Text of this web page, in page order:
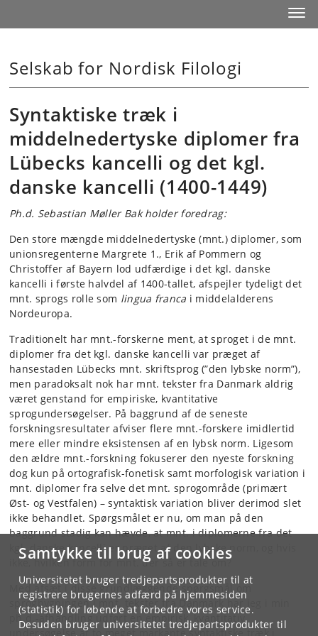
Samtykke til brug af cookies
Universitetet bruger tredjepartsprodukter til at
registrere brugernes adfærd på hjemmesiden
(statistik) for løbende at forbedre vores service.
Desuden bruger universitetet tredjepartsprodukter til
Selskab for Nordisk Filologi
Syntaktiske træk i
middelnedertyske diplomer fra
Lübecks kancelli og det kgl.
danske kancelli (1400-1449)
Ph.d. Sebastian Møller Bak holder foredrag:
Den store mængde middelnedertyske (mnt.) diplomer, som
unionsregenterne Margrete 1., Erik af Pommern og
Christoffer af Bayern lod udfærdige i det kgl. danske
kancelli i første halvdel af 1400-tallet, afspejler tydeligt det
mnt. sprogs rolle som lingua franca i middelalderens
Nordeuropa.
Traditionelt har mnt.-forskerne ment, at sproget i de mnt.
diplomer fra det kgl. danske kancelli var præget af
hansestaden Lübecks mnt. skriftsprog (”den lybske norm”),
men paradoksalt nok har mnt. tekster fra Danmark aldrig
været genstand for empiriske, kvantitative
sprogundersøgelser. På baggrund af de seneste
forskningsresultater afviser flere mnt.-forskere imidlertid
mere eller mindre eksistensen af en lybsk norm. Ligesom
den ældre mnt.-forskning fokuserer den nyeste forskning
dog kun på ortografisk-fonetisk samt morfologisk variation i
mnt. diplomer fra selve det mnt. sprogområde (primært
Øst- og Vestfalen) – syntaktisk variation bliver derimod slet
ikke behandlet. Spørgsmålet er nu, om man på den
baggrund stadig kan hævde, at mnt. i diplomerne fra det
kgl. danske kancelli er præget af den lybske norm, og hvis
ikke, hvilken form for mnt. der så er tale om?
Med afsæt i disse grundlæggende spørgsmål om
sprogbygningen i mnt. tekster fra Danmark har jeg i min
ph.d.-afhandling udført en empirisk, kvantitativ
undersøgelse af to meget markante syntaktiske træk i